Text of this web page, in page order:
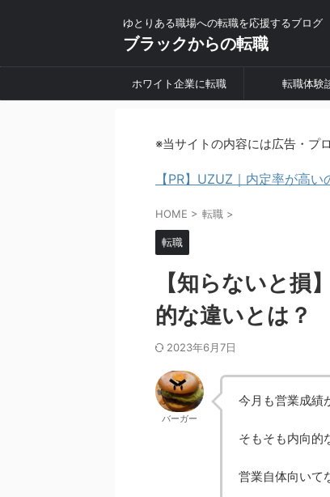
ゆとりある職場への転職を応援するブログ
ブラックからの転職
ホワイト企業に転職 転職体験
※当サイトの内容には広告・プ
【PR】UZUZ｜内定率が高
HOME > 転職 >
転職
【知らないと損
的な違いとは？
2023年6月7日
バーガー
今月も営業成績
そもそも内向的
営業自体向いて